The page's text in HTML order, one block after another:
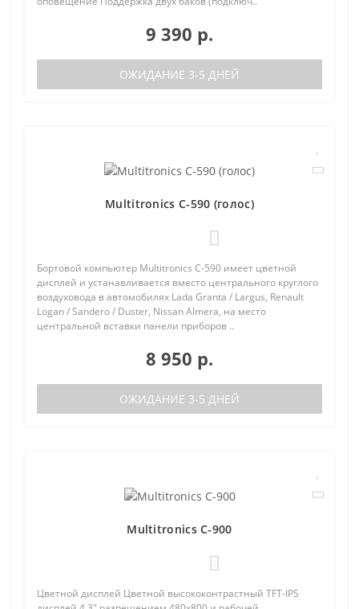
9 390 р.
ОЖИДАНИЕ 3-5 ДНЕЙ
Multitronics C-590 (голос)
Бортовой компьютер Multitronics C-590 имеет цветной
дисплей и устанавливается вместо центрального круглого
воздуховода в автомобилях Lada Granta / Largus, Renault
Logan / Sandero / Duster, Nissan Almera, на место
центральной вставки панели приборов ..
8 950 р.
ОЖИДАНИЕ 3-5 ДНЕЙ
Multitronics C-900
Цветной дисплей Цветной высококонтрастный TFT-IPS